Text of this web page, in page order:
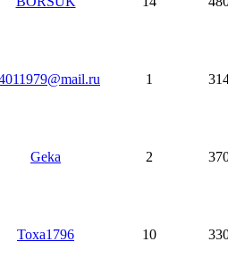
1
Geka 2
Тоха1796 10